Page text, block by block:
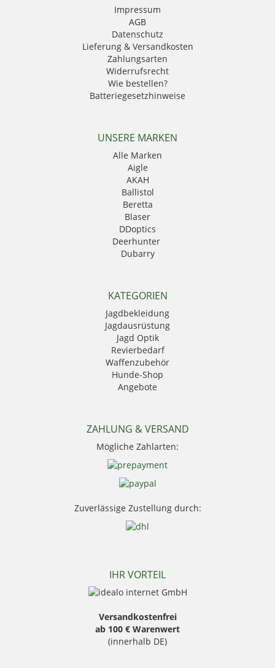
Impressum
AGB
Datenschutz
Lieferung & Versandkosten
Zahlungsarten
Widerrufsrecht
Wie bestellen?
Batteriegesetzhinweise
UNSERE MARKEN
Alle Marken
Aigle
AKAH
Ballistol
Beretta
Blaser
DDoptics
Deerhunter
Dubarry
GPO
Härkila
HikMicro
Hubertus
Kahles
Krawattendackel
Leica
Mauser
Mjoelner Hunting
NRA Fud
Sauer
Seeland
Skogen
Stanley
Thermo Function
Weisskirchen Locker
KATEGORIEN
Jagdbekleidung
Jagdausrüstung
Jagd Optik
Revierbedarf
Waffenzubehör
Hunde-Shop
Angebote
ZAHLUNG & VERSAND
Mögliche Zahlarten:
Zuverlässige Zustellung durch:
IHR VORTEIL
Versandkostenfrei
ab 100 € Warenwert
(innerhalb DE)